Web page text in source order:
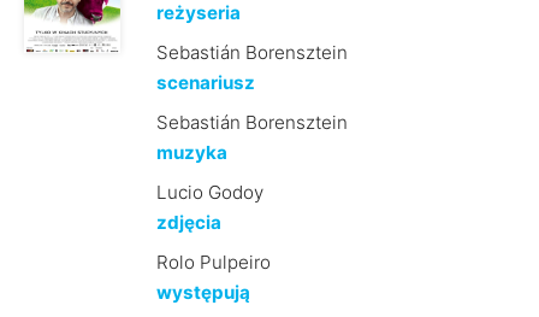
reżyseria
Sebastián Borensztein
scenariusz
Sebastián Borensztein
muzyka
Lucio Godoy
zdjęcia
Rolo Pulpeiro
występują